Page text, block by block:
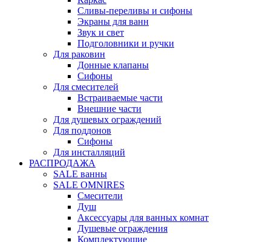
Сливы-переливы и сифоны
Экраны для ванн
Звук и свет
Подголовники и ручки
Для раковин
Донные клапаны
Сифоны
Для смесителей
Встраиваемые части
Внешние части
Для душевых ограждений
Для поддонов
Сифоны
Для инсталляций
РАСПРОДАЖА
SALE ванны
SALE OMNIRES
Смесители
Душ
Аксессуары для ванных комнат
Душевые ограждения
Комплектующие